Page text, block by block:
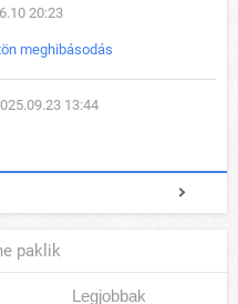
20:23
meghibásodás
13:44
paklik
Legjobbak